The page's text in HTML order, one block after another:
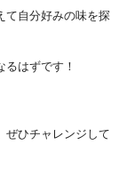
て自分好みの味を探
はずです！
ぜひチャレンジして